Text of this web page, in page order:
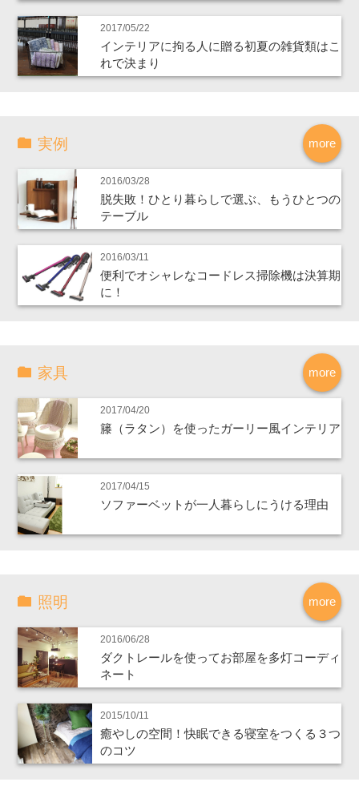
2017/05/22
インテリアに拘る人に贈る初夏の雑貨類はこ
れで決まり
more
実例
2016/03/28
脱失敗！ひとり暮らしで選ぶ、もうひとつの
テーブル
2016/03/11
便利でオシャレなコードレス掃除機は決算期
に！
more
家具
2017/04/20
籐（ラタン）を使ったガーリー風インテリア
2017/04/15
ソファーベットが一人暮らしにうける理由
more
照明
2016/06/28
ダクトレールを使ってお部屋を多灯コーディ
ネート
2015/10/11
癒やしの空間！快眠できる寝室をつくる３つ
のコツ